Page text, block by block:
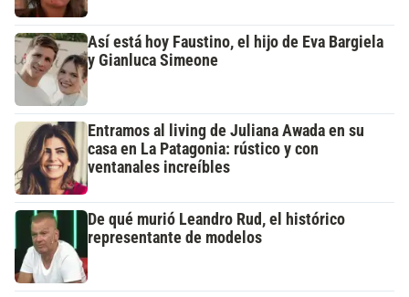
Así está hoy Faustino, el hijo de Eva Bargiela
y Gianluca Simeone
Entramos al living de Juliana Awada en su
casa en La Patagonia: rústico y con
ventanales increíbles
De qué murió Leandro Rud, el histórico
representante de modelos